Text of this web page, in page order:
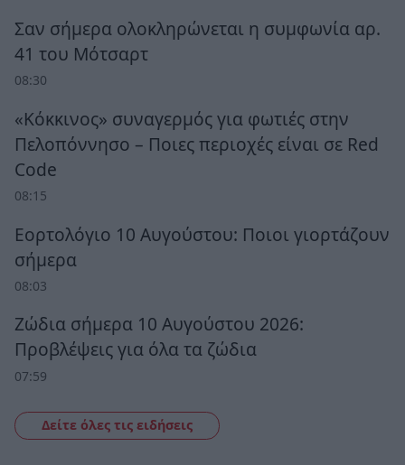
Σαν σήμερα ολοκληρώνεται η συμφωνία αρ.
41 του Μότσαρτ
08:30
«Κόκκινος» συναγερμός για φωτιές στην
Πελοπόννησο – Ποιες περιοχές είναι σε Red
Code
08:15
Εορτολόγιο 10 Αυγούστου: Ποιοι γιορτάζουν
σήμερα
08:03
Ζώδια σήμερα 10 Αυγούστου 2026:
Προβλέψεις για όλα τα ζώδια
07:59
Δείτε όλες τις ειδήσεις